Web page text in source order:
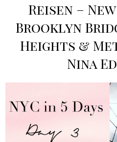
Reisen –
Brooklyn
Heights &
Nina